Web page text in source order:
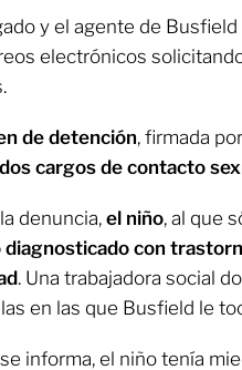
y el agente de
electrónicos
de detención, firmada
cargos de contacto
denuncia, el niño, al que
diagnosticado con
. Una trabajadora social
en las que Busfield le
informa, el niño tenía